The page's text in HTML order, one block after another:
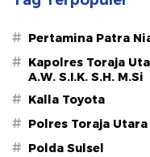
# Pertamina Patra
# Kapolres Toraja
A.W. S.I.K. S.H. M.Si
# Kalla Toyota
# Polres Toraja Utara
# Polda Sulsel